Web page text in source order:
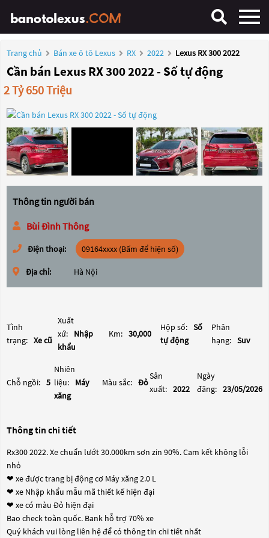
Trang chủ Bán xe ô tô Lexus RX 2022 Lexus RX 300 2022
Cần bán Lexus RX 300 2022 - Số tự động
2 Tỷ 650 Triệu
Thông tin người bán
Bùi Đình Thông
Điện thoại: 09164xxxx (Bấm để hiện số)
Địa chỉ: Hà Nội
Tình
trạng: Xe cũ
Xuất
xứ:
Nhập
khẩu
Km: 30,000
Hộp số: Số
tự động
Phân
hạng: Suv
Chỗ ngồi: 5
Nhiên
liệu:
Máy
xăng
Màu sắc: Đỏ
Sản
xuất: 2022
Ngày
đăng: 23/05/2026
Thông tin chi tiết
Rx300 2022. Xe chuẩn lướt 30.000km sơn zin 90%. Cam kết không lỗi
nhỏ
❤ xe được trang bị động cơ Máy xăng 2.0 L
❤ xe Nhập khẩu mẫu mã thiết kế hiện đại
❤ xe có màu Đỏ hiện đại
Bao check toàn quốc. Bank hỗ trợ 70% xe
Quý khách vui lòng liên hệ để có thông tin chi tiết nhất